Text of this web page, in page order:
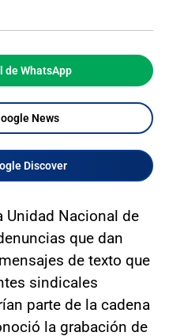
de WhatsApp
News
Discover
Unidad Nacional de
que dan
de texto que
sindicales
parte de la cadena
la grabación de